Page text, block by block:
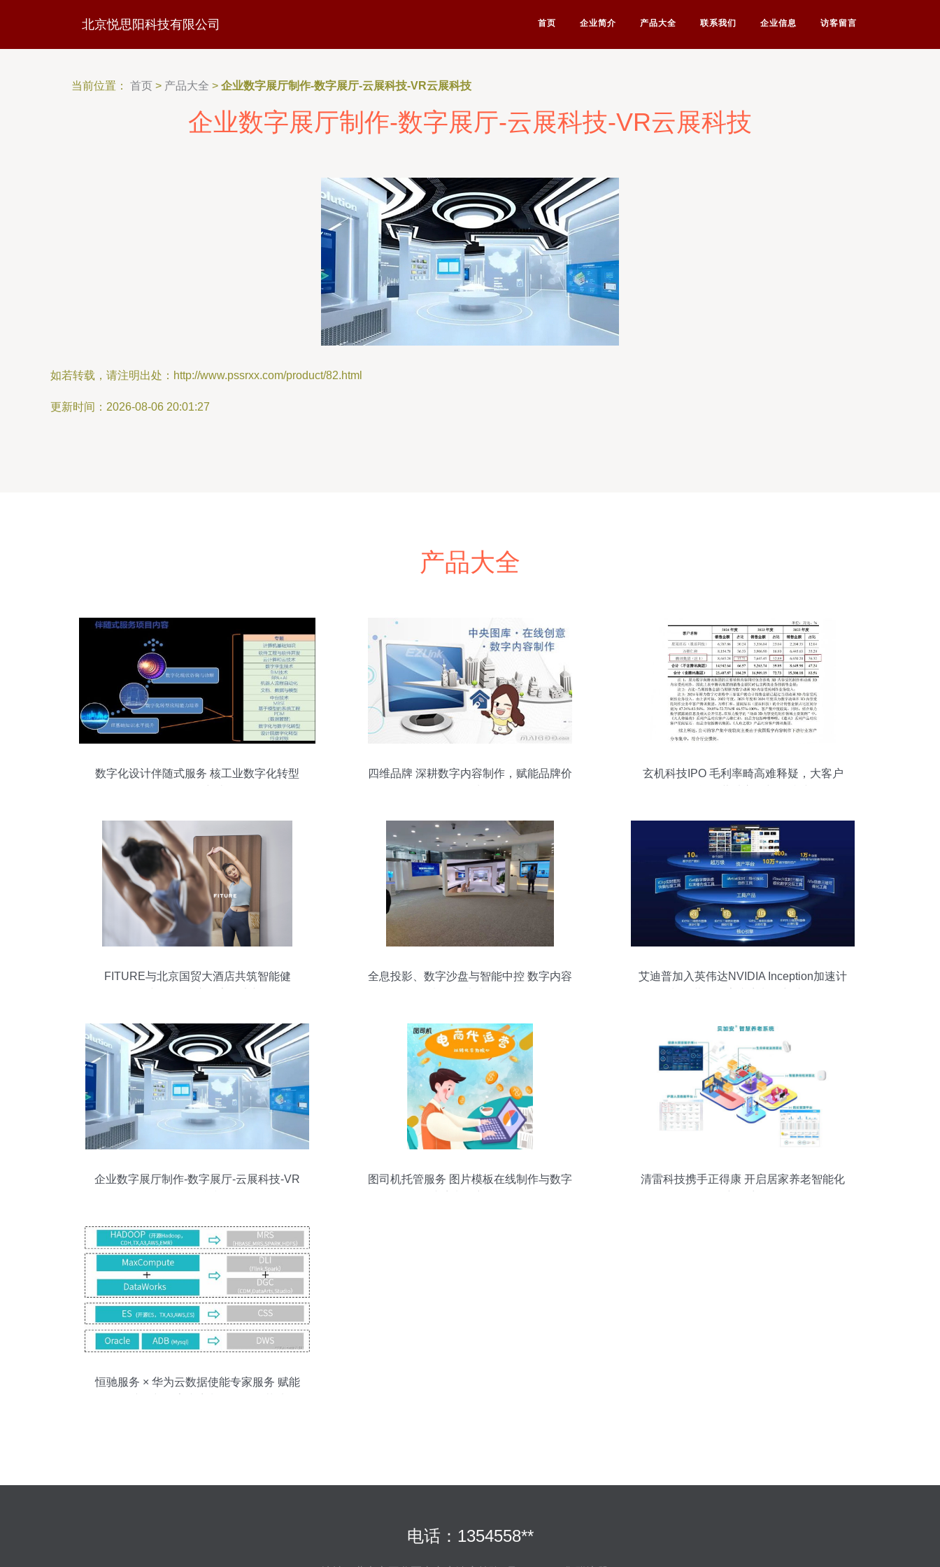
北京悦思阳科技有限公司 首页 企业简介 产品大全 联系我们 企业信息 访客留言
当前位置： 首页 > 产品大全 > 企业数字展厅制作-数字展厅-云展科技-VR云展科技
企业数字展厅制作-数字展厅-云展科技-VR云展科技
如若转载，请注明出处：http://www.pssrxx.com/product/82.html
更新时间：2026-08-06 20:01:27
产品大全
数字化设计伴随式服务 核工业数字化转型
四维品牌 深耕数字内容制作，赋能品牌价
玄机科技IPO 毛利率畸高难释疑，大客户
FITURE与北京国贸大酒店共筑智能健
全息投影、数字沙盘与智能中控 数字内容
艾迪普加入英伟达NVIDIA Inception加速计
企业数字展厅制作-数字展厅-云展科技-VR
图司机托管服务 图片模板在线制作与数字
清雷科技携手正得康 开启居家养老智能化
恒驰服务 × 华为云数据使能专家服务 赋能
电话：1354558**